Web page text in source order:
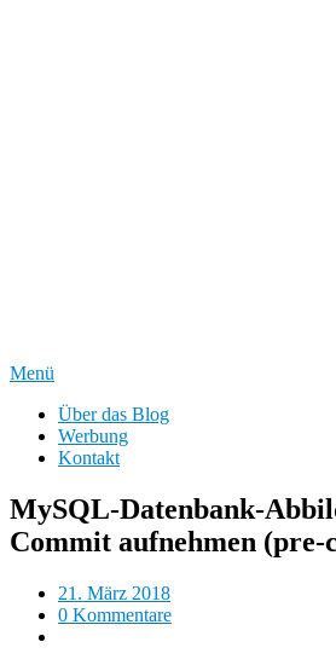
Menü
Über das Blog
Werbung
Kontakt
MySQL-Datenbank-
Commit aufnehmen (pre-
21. März 2018
0 Kommentare